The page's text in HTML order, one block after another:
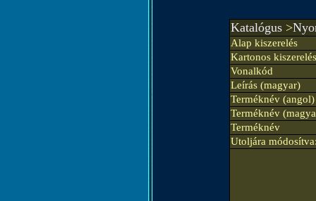
Katalógus>
Alap kiszerelés
Kartonos kiszerelés
Vonalkód
Leírás (magyar)
Terméknév (angol)
Terméknév
Terméknév
Utoljára